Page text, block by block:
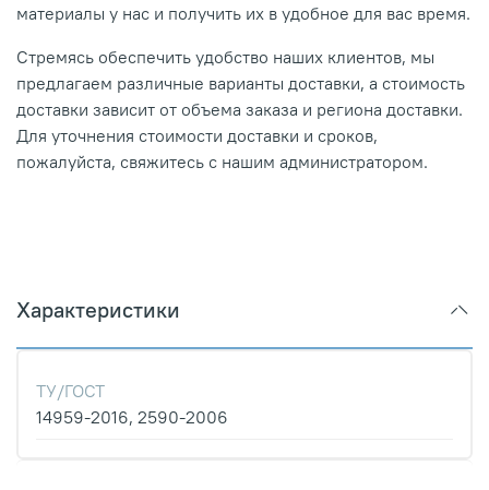
материалы у нас и получить их в удобное для вас время.
Стремясь обеспечить удобство наших клиентов, мы
предлагаем различные варианты доставки, а стоимость
доставки зависит от объема заказа и региона доставки.
Для уточнения стоимости доставки и сроков,
пожалуйста, свяжитесь с нашим администратором.
Характеристики
ТУ/ГОСТ
14959-2016, 2590-2006